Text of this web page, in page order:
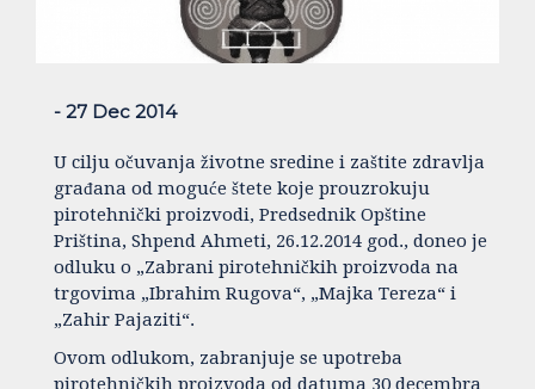
- 27 Dec 2014
U cilju očuvanja životne sredine i zaštite zdravlja
građana od moguće štete koje prouzrokuju
pirotehnički proizvodi, Predsednik Opštine
Priština, Shpend Ahmeti, 26.12.2014 god., doneo je
odluku o „Zabrani pirotehničkih proizvoda na
trgovima „Ibrahim Rugova“, „Majka Tereza“ i
„Zahir Pajaziti“.
Ovom odlukom, zabranjuje se upotreba